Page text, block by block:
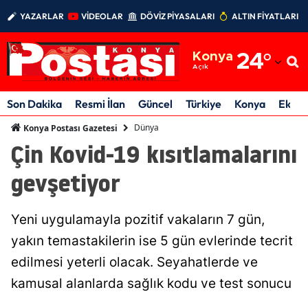
YAZARLAR VİDEOLAR DÖVİZ PİYASALARI ALTIN FİYATLARI
Konya
Açık 24°
Adıyaman
Afyonkarahisar
Amasya
Artvin
Aydın
Son Dakika Resmi İlan Güncel Türkiye Konya
Konya Postası Gazetesi Dünya
Çin Kovid-19 kısıtlamalarını
gevşetiyor
Yeni uygulamayla pozitif vakaların 7 gün,
yakın temastakilerin ise 5 gün evlerinde tecrit
edilmesi yeterli olacak. Seyahatlerde ve
kamusal alanlarda sağlık kodu ve test sonucu